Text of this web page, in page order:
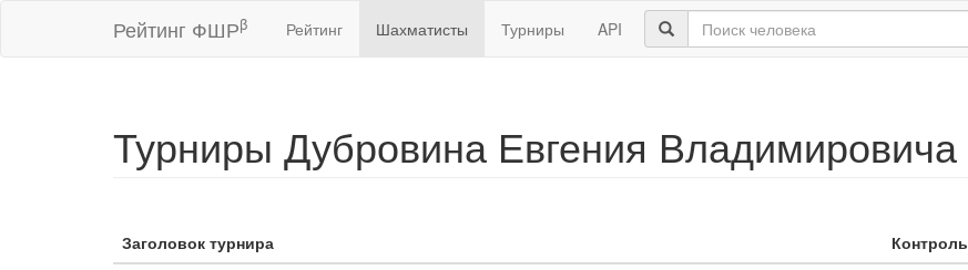
Рейтинг ФШРβ Рейтинг Шахматисты Турниры API
Турниры Дубровина Евгения Владимировича
Заголовок турнира Контроль